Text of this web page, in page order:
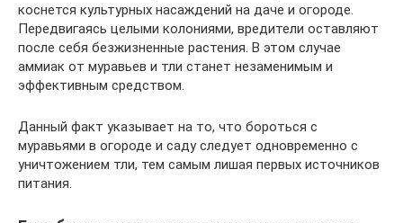
коснется культурных насаждений на даче и огороде.
Передвигаясь целыми колониями, вредители оставляют
после себя безжизненные растения. В этом случае
аммиак от муравьев и тли станет незаменимым и
эффективным средством.
Данный факт указывает на то, что бороться с
муравьями в огороде и саду следует одновременно с
уничтожением тли, тем самым лишая первых источников
питания.